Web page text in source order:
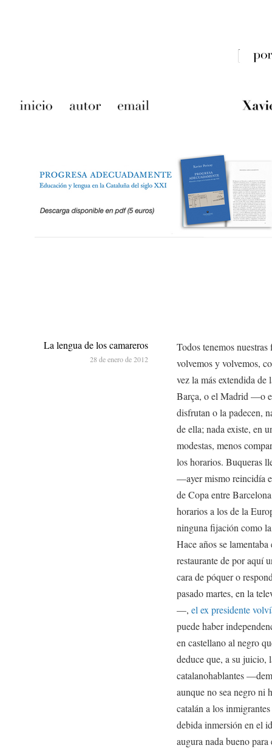
Todos tenemos
volvemos y volvemos,
vez la más extendida
Barça, o el Madrid —o
disfrutan o la padecen,
de ella; nada existe, en
modestas, menos
los horarios. Buqueras
—ayer mismo reincidía
de Copa entre
horarios a los de la
ninguna fijación como
Hace años se
restaurante de por aquí
cara de póquer o
pasado martes, en la
—, el ex presidente
puede haber
en castellano al negro
deduce que, a su juicio,
catalanohablantes
aunque no sea negro ni
catalán a los
debida inmersión en el
augura nada bueno
La lengua de los camareros
28 de enero de 2012